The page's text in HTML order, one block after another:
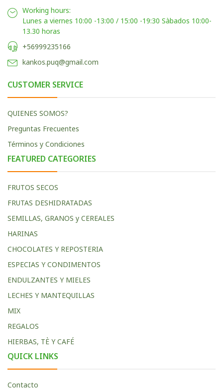
Working hours:
Lunes a viernes 10:00 -13:00 / 15:00 -19:30 Sàbados 10:00-
13.30 horas
+56999235166
kankos.puq@gmail.com
CUSTOMER SERVICE
QUIENES SOMOS?
Preguntas Frecuentes
Términos y Condiciones
FEATURED CATEGORIES
FRUTOS SECOS
FRUTAS DESHIDRATADAS
SEMILLAS, GRANOS y CEREALES
HARINAS
CHOCOLATES Y REPOSTERIA
ESPECIAS Y CONDIMENTOS
ENDULZANTES Y MIELES
LECHES Y MANTEQUILLAS
MIX
REGALOS
HIERBAS, TÈ Y CAFÉ
QUICK LINKS
Contacto